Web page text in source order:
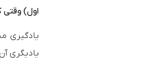
اول) وقتی
یادگیری
یادیگری